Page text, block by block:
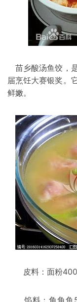
苗乡酸汤鱼饺 ，
届烹饪大赛银奖。
鲜嫩。
皮料：面粉400
馅料：角角鱼